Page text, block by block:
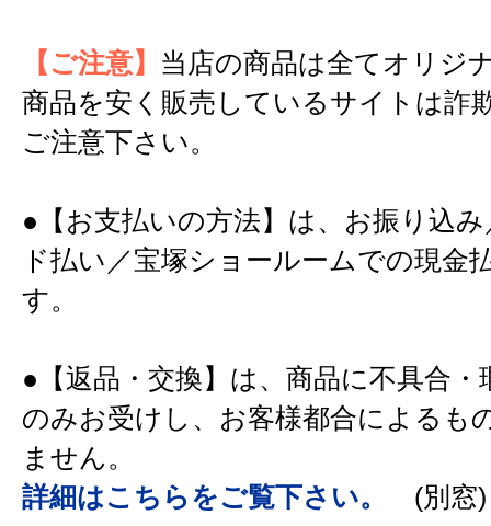
【ご注意】 当店の商品は全てオリジ
商品を安く販売しているサイトは詐
ご注意下さい。
●【お支払いの方法】は、お振り込
ド払い／宝塚ショールームでの現金
す。
●【返品・交換】は、商品に不具合・
のみお受けし、お客様都合によるも
ません。
詳細はこちらをご覧下さい。
(別窓)